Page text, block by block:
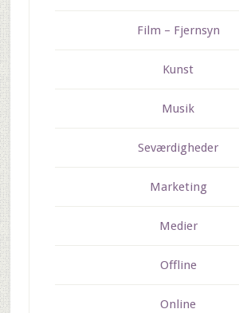
Film – Fjernsyn
Kunst
Musik
Seværdigheder
Marketing
Medier
Offline
Online